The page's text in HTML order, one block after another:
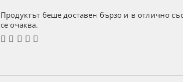
Продуктът беше доставен бързо и в отлично
се очаква.